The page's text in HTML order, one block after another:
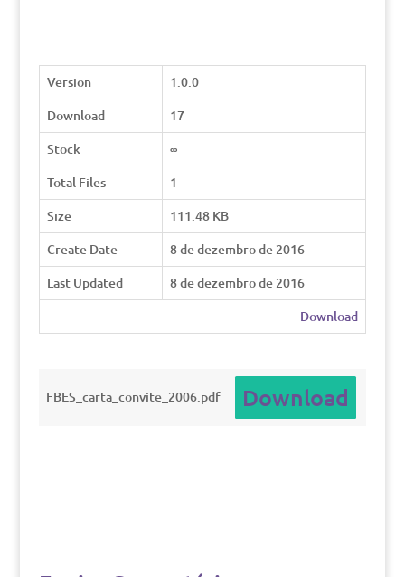
Version
1.0.0
Download
17
Stock
∞
Total Files
1
Size
111.48 KB
Create Date
8 de dezembro de 2016
Last Updated
8 de dezembro de 2016
Download
FBES_carta_convite_2006.pdf Download